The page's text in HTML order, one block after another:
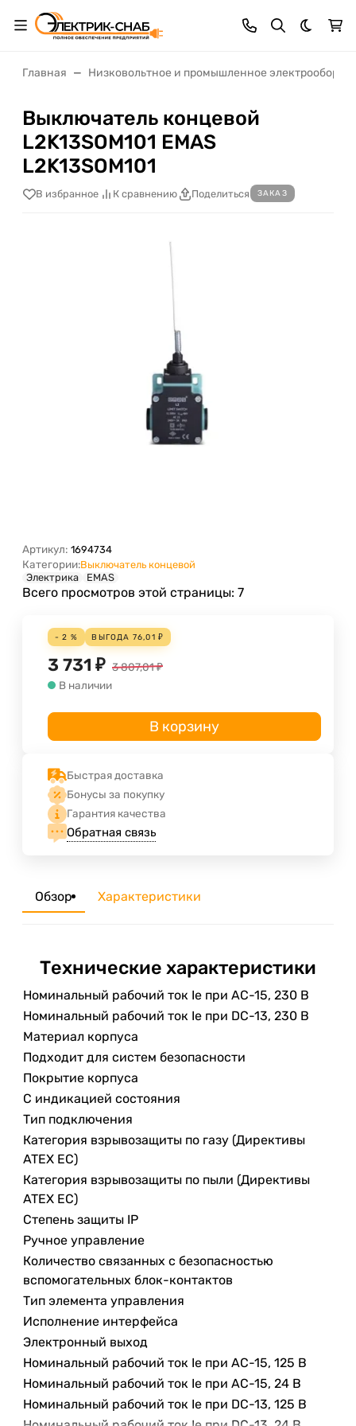
Темная
Главная Низковольтное и промышленное
Выключатель концевой
L2K13SOM101 EMAS
L2K13SOM101
В избранное К сравнению Поделиться ЗАКАЗ
Артикул: 1694734
Категории:Выключатель концевой
Электрика
EMAS
Всего просмотров этой страницы: 7
- 2 % ВЫГОДА 76,01 ₽
3 731 ₽ 3 807,01₽
В наличии
В корзину
Быстрая доставка
Бонусы за покупку
Гарантия качества
Обратная связь
Обзор Характеристики
Технические характеристики
Номинальный рабочий ток Ie при AC-15, 230 В
Номинальный рабочий ток Ie при DC-13, 230 В
Материал корпуса
Подходит для систем безопасности
Покрытие корпуса
С индикацией состояния
Тип подключения
Категория взрывозащиты по газу (Директивы
ATEX ЕС)
Категория взрывозащиты по пыли (Директивы
ATEX ЕС)
Степень защиты IP
Ручное управление
Количество связанных с безопасностью
вспомогательных блок-контактов
Тип элемента управления
Исполнение интерфейса
Электронный выход
Номинальный рабочий ток Ie при AC-15, 125 В
Номинальный рабочий ток Ie при AC-15, 24 В
Номинальный рабочий ток Ie при DC-13, 125 В